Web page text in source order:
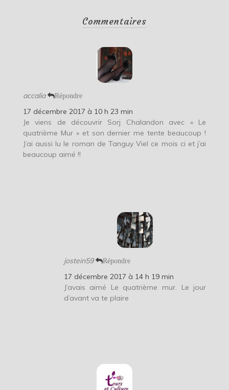
Commentaires
accalia Répondre
17 décembre 2017 à 10 h 23 min
Je viens de découvrir Sorj Chalandon avec « Le
quatrième Mur » et son dernier me tente beaucoup !
J’ai aussi lu le roman de Tanguy Viel ce mois ci et j’ai
beaucoup aimé !!
jostein59 Répondre
17 décembre 2017 à 14 h 19 min
J’avais aimé Le quatrième mur. Le jour
d’avant va te plaire